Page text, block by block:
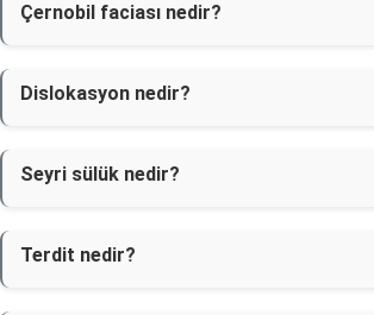
Çernobil faciası nedir?
Dislokasyon nedir?
Seyri sülük nedir?
Terdit nedir?